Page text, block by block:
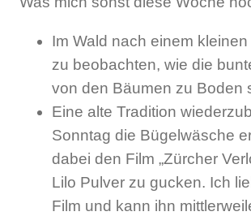
Im Wald nach einem
zu beobachten, wie die
von den Bäumen zu Boden
Eine alte Tradition
Sonntag die Bügelwäsche
dabei den Film „Zürcher
Lilo Pulver zu gucken. Ich
Film und kann ihn